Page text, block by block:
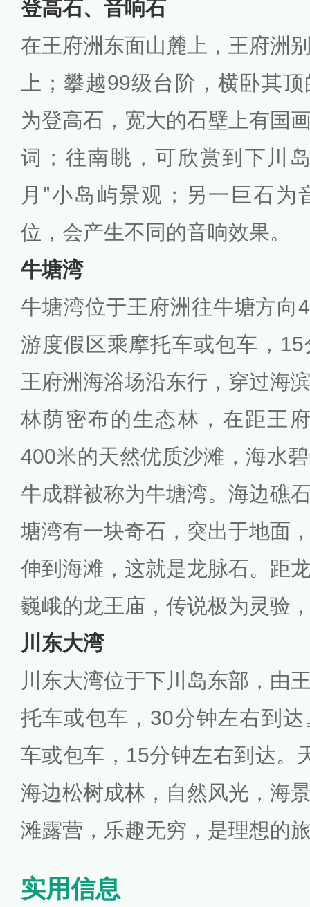
登高石、音响石
在王府洲东面山麓上，王府洲
上；攀越99级台阶，横卧其
为登高石，宽大的石壁上有国
词；往南眺，可欣赏到下川
月”小岛屿景观；另一巨石为
位，会产生不同的音响效果。
牛塘湾
牛塘湾位于王府洲往牛塘方向
游度假区乘摩托车或包车，
王府洲海浴场沿东行，穿过海
林荫密布的生态林，在距王
400米的天然优质沙滩，海水
牛成群被称为牛塘湾。海边礁
塘湾有一块奇石，突出于地面
伸到海滩，这就是龙脉石。距
巍峨的龙王庙，传说极为灵验
川东大湾
川东大湾位于下川岛东部，由
托车或包车，30分钟左右到
车或包车，15分钟左右到达。
海边松树成林，自然风光，海
滩露营，乐趣无穷，是理想的
实用信息